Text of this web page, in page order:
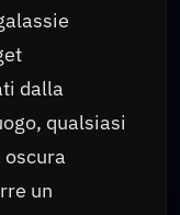
dalla
qualsiasi
un